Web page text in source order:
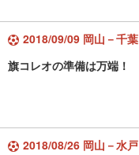
2018/09/09 岡山－千葉
旗コレオの準備は万端！
2018/08/26 岡山－水戸